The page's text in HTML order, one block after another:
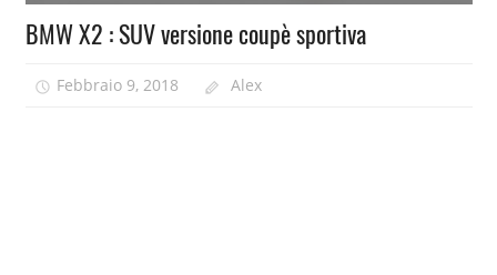
BMW X2 : SUV versione coupè sportiva
Febbraio 9, 2018 Alex